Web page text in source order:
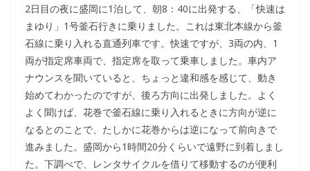
2日目の夜に盛岡に1泊して、朝8：40に出発する、「快速は
まゆり」1号釜石行きに乗りました。これは東北本線から釜
石線に乗り入れる直通列車です。快速ですが、3両の内、1
両が指定席車両で、指定席を取って乗車しました。車内ア
ナウンスを聞いていると、ちょっと違和感を感じて、動き
始めてわかったのですが、後ろ方向に出発しました。よく
よく聞けば、花巻で釜石線に乗り入れるときに方向が逆に
なるとのことで、たしかに花巻からは逆になって前向きで
進みました。盛岡から1時間20分くらいで遠野に到着しまし
た。下調べで、レンタサイクルを借りて移動するのが便利